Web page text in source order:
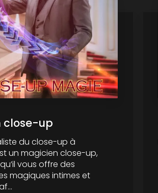
close-up
du close-up à
un magicien close-up,
vous offre des
magiques intimes et